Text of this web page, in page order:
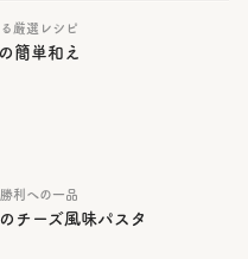
厳選レシピ
簡単和え
利への一品
チーズ風味パスタ